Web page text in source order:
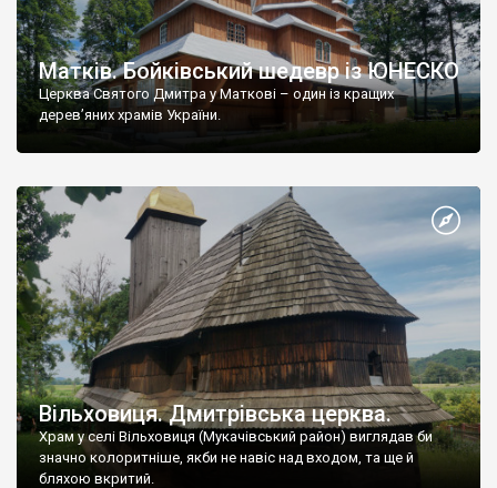
Матків. Бойківський шедевр із ЮНЕСКО
Церква Святого Дмитра у Маткові – один із кращих
дерев’яних храмів України.
Вільховиця. Дмитрівська церква.
Храм у селі Вільховиця (Мукачівський район) виглядав би
значно колоритніше, якби не навіс над входом, та ще й
бляхою вкритий.